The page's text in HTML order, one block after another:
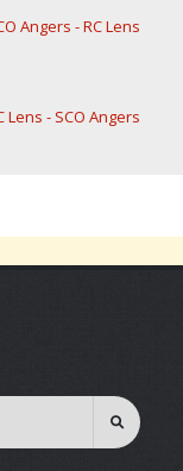
Angers - RC Lens
Lens - SCO Angers